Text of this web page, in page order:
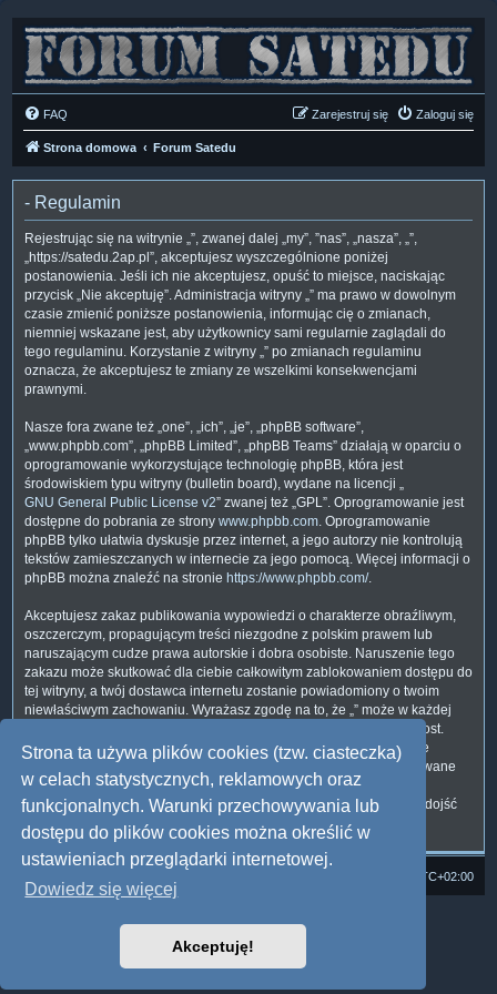
Strona ta używa plików cookies (tzw. ciasteczka)
w celach statystycznych, reklamowych oraz
funkcjonalnych. Warunki przechowywania lub
dostępu do plików cookies można określić w
ustawieniach przeglądarki internetowej.
Dowiedz się więcej
Akceptuję!
FAQ Zaloguj się
Zarejestruj się
Strona domowa Forum Satedu
- Regulamin
Rejestrując się na witrynie „”, zwanej dalej „my”, ”nas”, „nasza”, „”,
„https://satedu.2ap.pl”, akceptujesz wyszczególnione poniżej
postanowienia. Jeśli ich nie akceptujesz, opuść to miejsce, naciskając
przycisk „Nie akceptuję”. Administracja witryny „” ma prawo w dowolnym
czasie zmienić poniższe postanowienia, informując cię o zmianach,
niemniej wskazane jest, aby użytkownicy sami regularnie zaglądali do
tego regulaminu. Korzystanie z witryny „” po zmianach regulaminu
oznacza, że akceptujesz te zmiany ze wszelkimi konsekwencjami
prawnymi.
Nasze fora zwane też „one”, „ich”, „je”, „phpBB software”,
„www.phpbb.com”, „phpBB Limited”, „phpBB Teams” działają w oparciu o
oprogramowanie wykorzystujące technologię phpBB, która jest
środowiskiem typu witryny (bulletin board), wydane na licencji „
GNU General Public License v2” zwanej też „GPL”. Oprogramowanie jest
dostępne do pobrania ze strony www.phpbb.com. Oprogramowanie
phpBB tylko ułatwia dyskusje przez internet, a jego autorzy nie kontrolują
tekstów zamieszczanych w internecie za jego pomocą. Więcej informacji o
phpBB można znaleźć na stronie https://www.phpbb.com/.
Akceptujesz zakaz publikowania wypowiedzi o charakterze obraźliwym,
oszczerczym, propagującym treści niezgodne z polskim prawem lub
naruszającym cudze prawa autorskie i dobra osobiste. Naruszenie tego
zakazu może skutkować dla ciebie całkowitym zablokowaniem dostępu do
tej witryny, a twój dostawca internetu zostanie powiadomiony o twoim
niewłaściwym zachowaniu. Wyrażasz zgodę na to, że „” może w każdej
chwili usunąć, zmienić, przenieść lub zamknąć każdy twój temat, post.
Wyrażasz zgodę na zapisywanie wszystkich podanych przez ciebie
informacji w naszej bazie danych. Informacje te nie będą przekazywane
nikomu bez twojej zgody, ale ani „”, ani phpBB nie ponosi
odpowiedzialności za włamania do witryny, podczas których może dojść
do kradzieży danych.
UTC+02:00
Style: Multi Design by Joyce&Luna
Zasady ochrony danych osobowych